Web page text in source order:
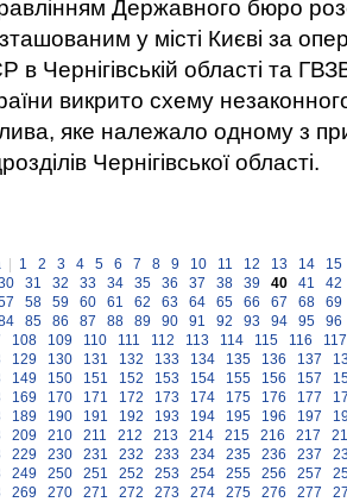
Державного бюро
у місті Києві за
в Чернігівській області та
викрито схему
яке належало одному з
Чернігівської області.
1 2 3 4 5 6 7 8 9 10 11 12 13 14
15
31 32 33 34 35 36 37 38 39 40 41
42
58 59 60 61 62 63 64 65 66 67 68
69
85 86 87 88 89 90 91 92 93 94 95
96
108 109 110 111 112 113 114 115 116
117
129 130 131 132 133 134 135 136 137
149 150 151 152 153 154 155 156 157
169 170 171 172 173 174 175 176 177
189 190 191 192 193 194 195 196 197
209 210 211 212 213 214 215 216 217
229 230 231 232 233 234 235 236 237
249 250 251 252 253 254 255 256 257
269 270 271 272 273 274 275 276 277